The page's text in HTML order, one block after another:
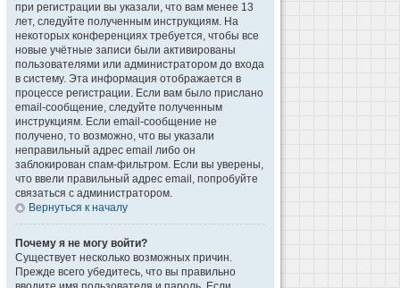
при регистрации вы указали, что вам менее 13
лет, следуйте полученным инструкциям. На
некоторых конференциях требуется, чтобы все
новые учётные записи были активированы
пользователями или администратором до входа
в систему. Эта информация отображается в
процессе регистрации. Если вам было прислано
email-сообщение, следуйте полученным
инструкциям. Если email-сообщение не
получено, то возможно, что вы указали
неправильный адрес email либо он
заблокирован спам-фильтром. Если вы уверены,
что ввели правильный адрес email, попробуйте
связаться с администратором.
Вернуться к началу
Почему я не могу войти?
Существует несколько возможных причин.
Прежде всего убедитесь, что вы правильно